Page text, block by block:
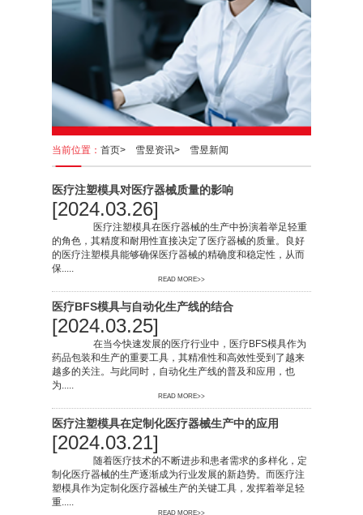
当前位置： 首页> 雪昱资讯> 雪昱新闻
医疗注塑模具对医疗器械质量的影响
[2024.03.26]
医疗注塑模具在医疗器械的生产中扮演着举足轻重
的角色，其精度和耐用性直接决定了医疗器械的质量。良好
的医疗注塑模具能够确保医疗器械的精确度和稳定性，从而
保.....
READ MORE>>
医疗BFS模具与自动化生产线的结合
[2024.03.25]
在当今快速发展的医疗行业中，医疗BFS模具作为
药品包装和生产的重要工具，其精准性和高效性受到了越来
越多的关注。与此同时，自动化生产线的普及和应用，也
为.....
READ MORE>>
医疗注塑模具在定制化医疗器械生产中的应用
[2024.03.21]
随着医疗技术的不断进步和患者需求的多样化，定
制化医疗器械的生产逐渐成为行业发展的新趋势。而医疗注
塑模具作为定制化医疗器械生产的关键工具，发挥着举足轻
重.....
READ MORE>>